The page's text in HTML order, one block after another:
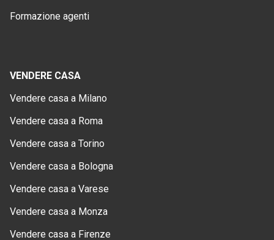
Formazione agenti
VENDERE CASA
Vendere casa a Milano
Vendere casa a Roma
Vendere casa a Torino
Vendere casa a Bologna
Vendere casa a Varese
Vendere casa a Monza
Vendere casa a Firenze